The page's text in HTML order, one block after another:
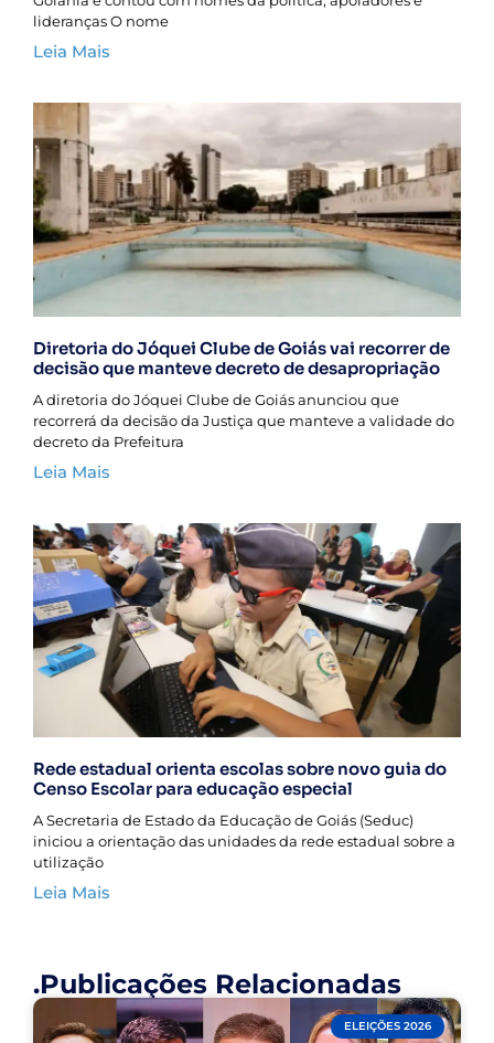
lideranças O nome
Leia Mais
Diretoria do Jóquei Clube de Goiás vai recorrer de
decisão que manteve decreto de desapropriação
A diretoria do Jóquei Clube de Goiás anunciou que
recorrerá da decisão da Justiça que manteve a validade do
decreto da Prefeitura
Leia Mais
Rede estadual orienta escolas sobre novo guia do
Censo Escolar para educação especial
A Secretaria de Estado da Educação de Goiás (Seduc)
iniciou a orientação das unidades da rede estadual sobre a
utilização
Leia Mais
.Publicações Relacionadas
ELEIÇÕES 2026